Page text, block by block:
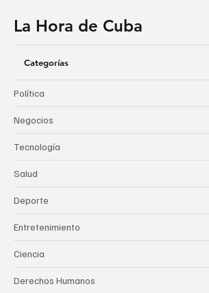
La Hora de Cuba
Categorías
Política
Negocios
Tecnología
Salud
Deporte
Entretenimiento
Ciencia
Derechos Humanos